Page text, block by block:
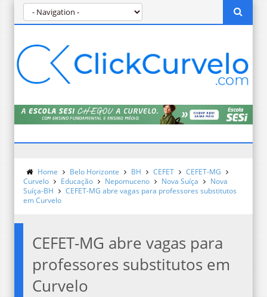
Home Belo Horizonte BH CEFET
CEFET-MG
Curvelo
Educação Nepomuceno Nova Suíça
Nova
Suíça-BH
CEFET-MG abre vagas para professores substitutos
em Curvelo
CEFET-MG abre vagas para
professores substitutos em
Curvelo